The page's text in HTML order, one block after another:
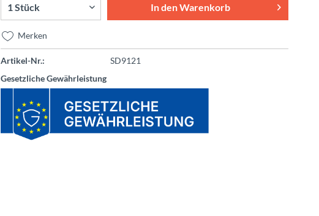
In denWarenkorb
Merken
Artikel-Nr.:
SD9121
Gesetzliche Gewährleistung